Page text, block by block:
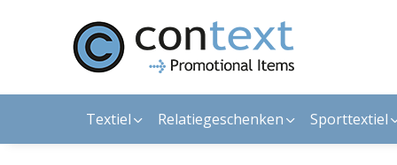
Textiel Relatiegeschenken Sporttextiel